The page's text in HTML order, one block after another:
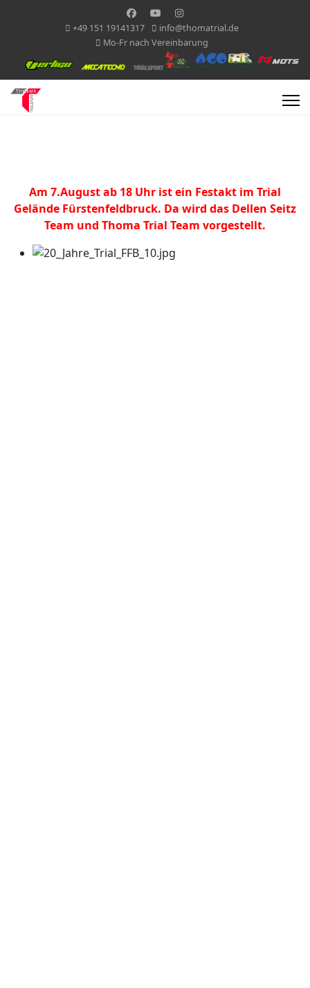
+49 151 19141317
info@thomatrial.de
Mo-Fr nach Vereinbarung
Am 7.August ab 18 Uhr ist ein Festakt im Trial
Gelände Fürstenfeldbruck. Da wird das Dellen Seitz
Team und Thoma Trial Team vorgestellt.